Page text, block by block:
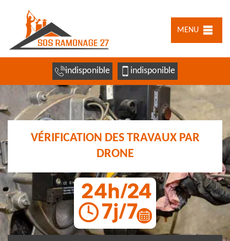
MENU
indisponible indisponible
VÉRIFICATION DES TRAVAUX PAR
DRONE